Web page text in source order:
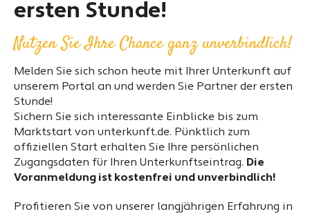
ersten Stunde!
Nutzen Sie Ihre Chance ganz unverbindlich!
Melden Sie sich schon heute mit Ihrer Unterkunft auf
unserem Portal an und werden Sie Partner der ersten
Stunde!
Sichern Sie sich interessante Einblicke bis zum
Marktstart von unterkunft.de. Pünktlich zum
offiziellen Start erhalten Sie Ihre persönlichen
Zugangsdaten für Ihren Unterkunftseintrag. Die
Voranmeldung ist kostenfrei und unverbindlich!
Profitieren Sie von unserer langjährigen Erfahrung in